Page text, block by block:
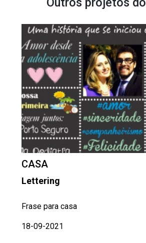
CASA
Lettering
Frase para casa
18-09-2021